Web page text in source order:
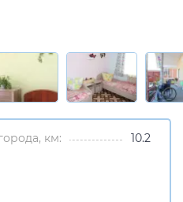
км: 10.2